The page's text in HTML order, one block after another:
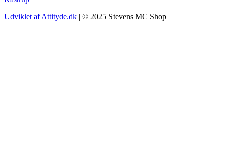
Udviklet af Attityde.dk | © 2025 Stevens MC Shop